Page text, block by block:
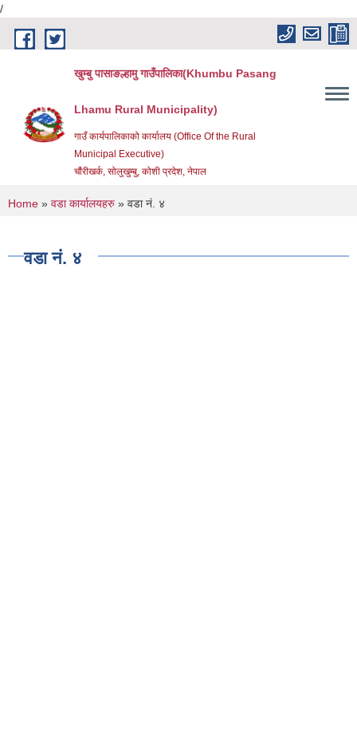
/
Skip to main content
खुम्बु पासाङल्हामु गाउँपालिका(Khumbu Pasang
Lhamu Rural Municipality)
गाउँ कार्यपालिकाको कार्यालय (Office Of the Rural
Municipal Executive)
चौंरीखर्क, सोलुखुम्बु, कोशी प्रदेश, नेपाल
You are here
Home » वडा कार्यालयहरु » वडा नं. ४
वडा नं. ४